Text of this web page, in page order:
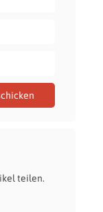
teilen.